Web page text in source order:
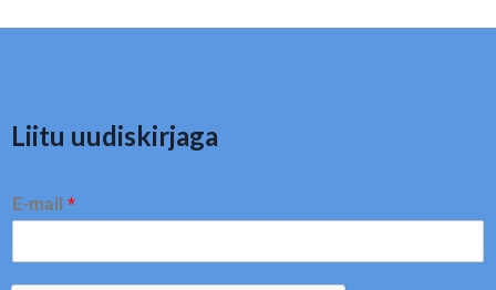
Liitu uudiskirjaga
E-mail *